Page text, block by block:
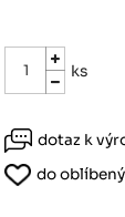
ks
dotaz k
do